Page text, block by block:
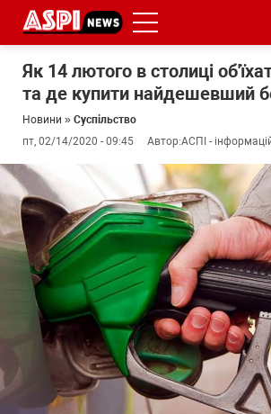
Як 14 лютого в столиці
та де купити найдешевший
Новини » Суспільство
пт, 02/14/2020 - 09:45
Автор:АСПІ -
#ООС
#боротьба
з
корупцією
#ДФС #Київ